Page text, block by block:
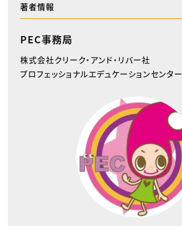
著者情報
PEC事務局
株式会社クリーク・アンド・リバー社
プロフェッショナルエデュケーションセンター